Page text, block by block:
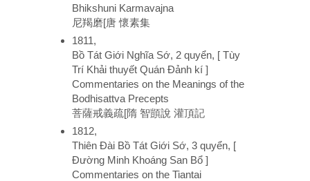
Bhikshuni Karmavajna
尼羯磨[唐 懷素集
1811,
Bồ Tát Giới Nghĩa Sớ, 2 quyển, [ Tùy
Trí Khải thuyết Quán Đảnh kí ]
Commentaries on the Meanings of the
Bodhisattva Precepts
菩薩戒義疏[隋 智顗說 灌頂記
1812,
Thiên Đài Bồ Tát Giới Sớ, 3 quyển, [
Đường Minh Khoáng San Bổ ]
Commentaries on the Tiantai